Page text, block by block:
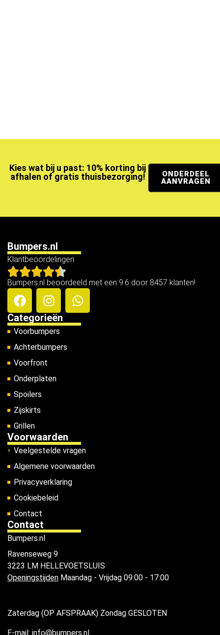
Kies wat bij u past: 10% korting bij
afhalen of gratis thuisbezorging!
ONDERDEEL
AANVRAGEN
Bumpers.nl
Klantbeoordelingen
Bumpers.nl beoordeeld met een 9.6 door 8457 klanten!
Categorieën
Voorbumpers
Achterbumpers
Voorfront
Onderplaten
Spoilers
Zijskirts
Grillen
Voorwaarden
Veelgestelde vragen
Algemene voorwaarden
Privacyverklaring
Cookiebeleid
Contact
Contact
Bumpers.nl
Ravenseweg 9
3223 LM HELLEVOETSLUIS
Openingstijden Maandag - Vrijdag 09:00 - 17:00
Zaterdag (OP AFSPRAAK) Zondag GESLOTEN
E-mail: info@bumpers.nl